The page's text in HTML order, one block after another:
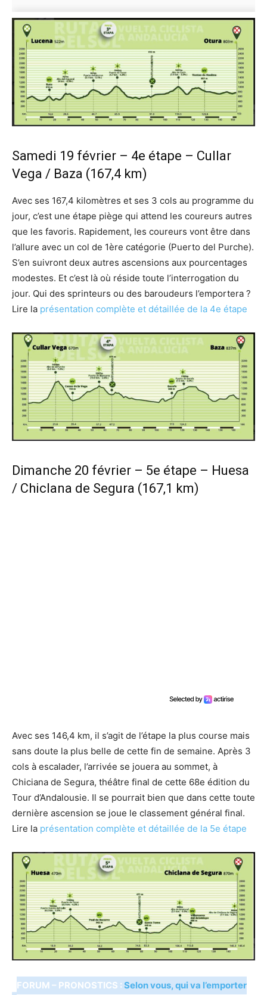
Samedi 19 février – 4e étape – Cullar
Vega / Baza (167,4 km)
Avec ses 167,4 kilomètres et ses 3 cols au programme du
jour, c’est une étape piège qui attend les coureurs autres
que les favoris. Rapidement, les coureurs vont être dans
l’allure avec un col de 1ère catégorie (Puerto del Purche).
S’en suivront deux autres ascensions aux pourcentages
modestes. Et c’est là où réside toute l’interrogation du
jour. Qui des sprinteurs ou des baroudeurs l’emportera ?
Lire la présentation complète et détaillée de la 4e étape
Dimanche 20 février – 5e étape – Huesa
/ Chiclana de Segura (167,1 km)
Avec ses 146,4 km, il s’agit de l’étape la plus course mais
sans doute la plus belle de cette fin de semaine. Après 3
cols à escalader, l’arrivée se jouera au sommet, à
Chiciana de Segura, théâtre final de cette 68e édition du
Tour d’Andalousie. Il se pourrait bien que dans cette toute
dernière ascension se joue le classement général final.
Lire la présentation complète et détaillée de la 5e étape
FORUM – PRONOSTICS : Selon vous, qui va l’emporter